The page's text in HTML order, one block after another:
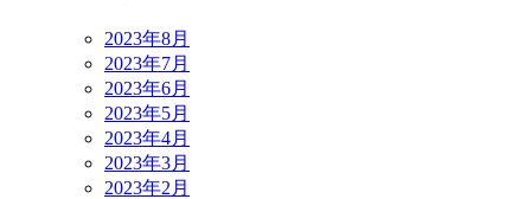
2023年8月
2023年7月
2023年6月
2023年5月
2023年4月
2023年3月
2023年2月